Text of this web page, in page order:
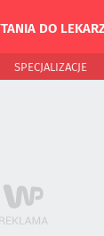
DO
SPECJALIZACJE